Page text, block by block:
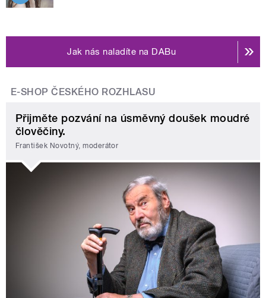
Jak nás naladíte na DABu
E-SHOP ČESKÉHO ROZHLASU
Přijměte pozvání na úsměvný doušek moudré
člověčiny.
František Novotný, moderátor